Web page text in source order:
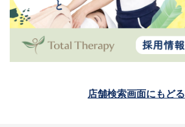
店舗検索画面にもどる